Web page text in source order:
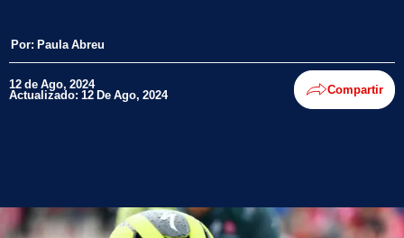
Por: Paula Abreu
12 de Ago, 2024
Actualizado: 12 De Ago, 2024 Compartir